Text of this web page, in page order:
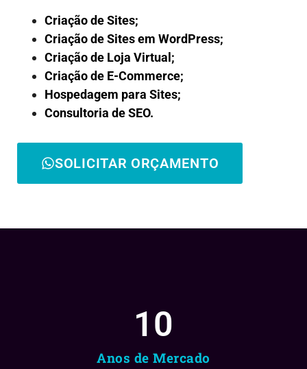
Criação de Sites;
Criação de Sites em WordPress;
Criação de Loja Virtual;
Criação de E-Commerce;
Hospedagem para Sites;
Consultoria de SEO.
SOLICITAR ORÇAMENTO
Anos de Mercado
10